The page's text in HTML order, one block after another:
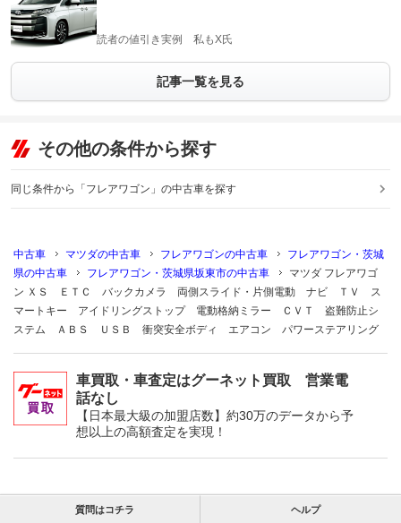
読者の値引き実例 私もX氏
記事一覧を見る
その他の条件から探す
同じ条件から「フレアワゴン」の中古車を探す
中古車 マツダの中古車 フレアワゴンの中古車
フレアワゴン・茨城
県の中古車
フレアワゴン・茨城県坂東市の中古車
マツダ フレアワゴ
ン ＸＳ ＥＴＣ バックカメラ 両側スライド・片側電動 ナビ ＴＶ ス
マートキー アイドリングストップ 電動格納ミラー ＣＶＴ 盗難防止シ
ステム ＡＢＳ ＵＳＢ 衝突安全ボディ エアコン パワーステアリング
車買取・車査定はグーネット買取 営業電
話なし
【日本最大級の加盟店数】約30万のデータから予
想以上の高額査定を実現！
質問はコチラ ヘルプ